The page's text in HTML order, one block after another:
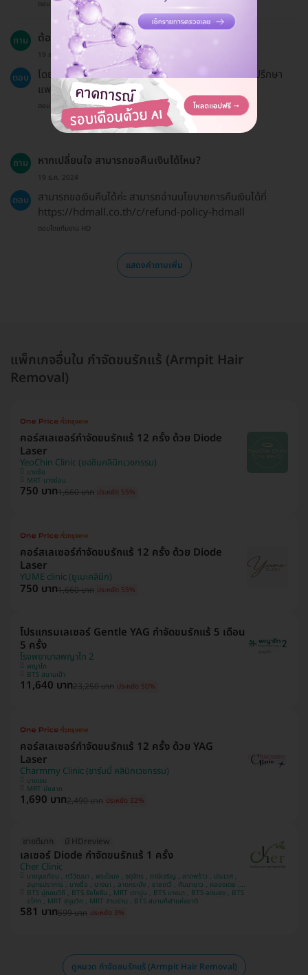
ตอบโดยทีมงาน HD
ถาม ต้องมีการนัดติดตามหลังจากการทำเลเซอร์หรือไม่?
19 ธ.ค. 2024
ตอบ
โดยทั่วไปไม่จำเป็นต้องมีการนัดติดตาม แต่คุณสามารถปรึกษา
แพทย์หากมีข้อสงสัยหรือปัญหาใดๆ
ตอบโดยทีมงาน HD
ถาม หากเปลี่ยนใจ สามารถขอคืนเงินได้ไหม?
19 ธ.ค. 2024
ตอบ
สามารถขอเงินคืนได้ค่ะ สามารถอ่านนโยบายการคืนเงินได้ที่
https://hdmall.co.th/c/refund-policy-hdmall
ตอบโดยทีมงาน HD
แสดงคำถามเพิ่ม
แพ็กเกจอื่นใน กำจัดขนรักแร้ (Armpit Hair
Removal)
คอร์สเลเซอร์กำจัดขนรักแร้ 12 ครั้ง ด้วย Diode
Laser
YeoChin Clinic (ยอชินคลินิกเวชกรรม)
บางซื่อ
MRT บางซ่อน
750 บาท1,660 บาท ประหยัด 55%
คอร์สเลเซอร์กำจัดขนรักแร้ 12 ครั้ง ด้วย Diode
Laser
YUME clinic (ยูเมะคลินิก)
750 บาท1,660 บาท ประหยัด 55%
โปรแกรมเลเซอร์ Gentle YAG กำจัดขนรักแร้ 5 เดือน
5 ครั้ง
โรงพยาบาลพญาไท 2
พญาไท
BTS สนามเป้า
11,640 บาท23,250 บาท ประหยัด 50%
คอร์สเลเซอร์กำจัดขนรักแร้ 12 ครั้ง ด้วย YAG
Laser
Charmmy Clinic (ชาร์มมี่ คลินิกเวชกรรม)
บางเขน
MRT มัยลาภ
1,690 บาท2,490 บาท ประหยัด 32%
ขายดีมาก มี HDreview
เลเซอร์ Diode กำจัดขนรักแร้ 1 ครั้ง
Cher Clinic
บางขุนเทียน , ทวีวัฒนา , พระโขนง , จตุจักร , ภาษีเจริญ , ลาดพร้าว , ประเวศ ,
สมุทรปราการ , บางซื่อ , บางนา , ลาดกระบัง , ราชเทวี , คันนายาว , คลองเตย ,
บางแค , ปทุมวัน
BTS ปุณณวิถี , BTS รัชโยธิน , MRT เตาปูน , BTS บางนา , BTS อุดมสุข , BTS
อโศก , MRT สุขุมวิท , MRT สามย่าน , BTS สนามกีฬาแห่งชาติ
581 บาท599 บาท ประหยัด 3%
ดูหมวด กำจัดขนรักแร้ (Armpit Hair Removal)